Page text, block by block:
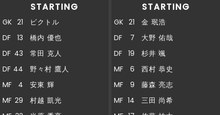
STARTING
GK 21
ビクトル
DF
13
橋内 優也
DF 43
常田 克人
DF 44
野々村 鷹人
MF
4
安東 輝
MF 29
村越 凱光
STARTING
GK 21
金 珉浩
DF
7
大野 佑哉
DF
19
杉井 颯
MF
6
西村 恭史
MF
9
藤森 亮志
MF 14
三田 尚希